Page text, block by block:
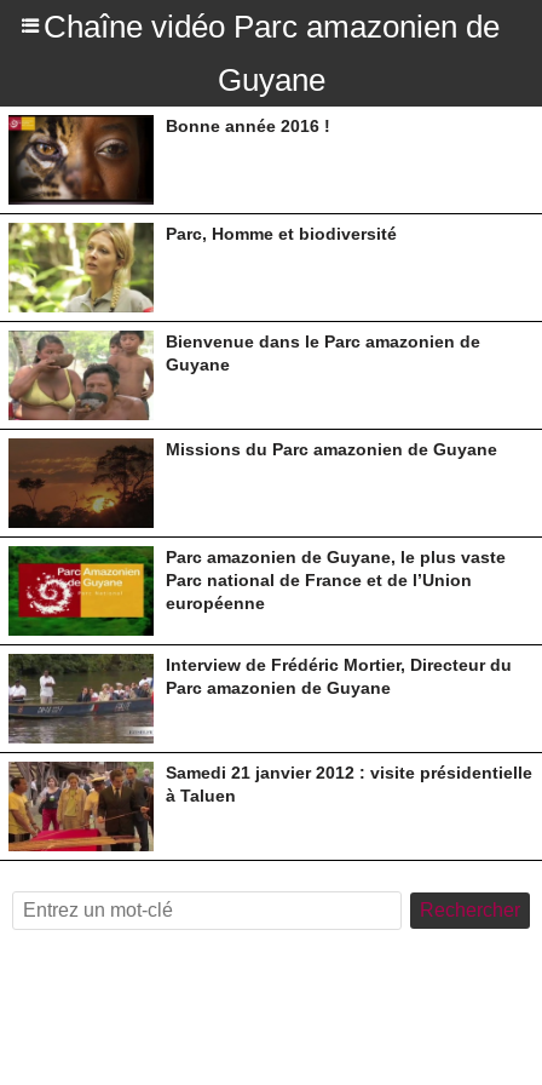
Chaîne vidéo Parc amazonien de
Guyane
Bonne année 2016 !
Parc, Homme et biodiversité
Bienvenue dans le Parc amazonien de
Guyane
Missions du Parc amazonien de Guyane
Parc amazonien de Guyane, le plus vaste
Parc national de France et de l’Union
européenne
Interview de Frédéric Mortier, Directeur du
Parc amazonien de Guyane
Samedi 21 janvier 2012 : visite présidentielle
à Taluen
Rechercher